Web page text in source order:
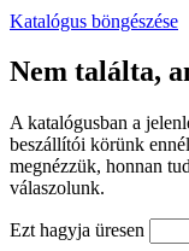
Katalógus böngészése
Nem találta,
A katalógusban a
beszállítói körünk
megnézzük, honnan
válaszolunk.
Ezt hagyja üresen